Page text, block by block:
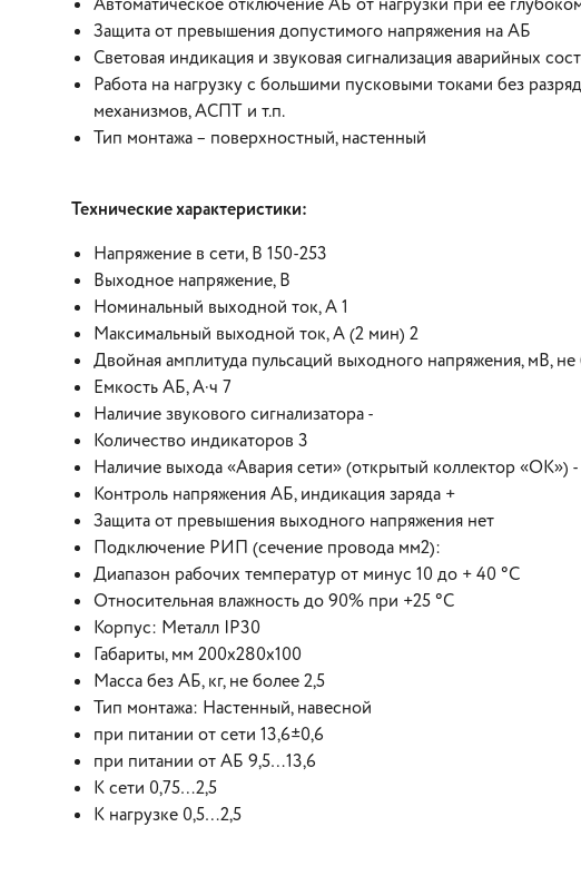
Защита от превышения допустимого напряжения на АБ
Световая индикация и звуковая сигнализация аварийных
Работа на нагрузку с большими пусковыми токами без
механизмов, АСПТ и т.п.
Тип монтажа – поверхностный, настенный
Технические характеристики:
Напряжение в сети, В 150-253
Выходное напряжение, В
Номинальный выходной ток, А 1
Максимальный выходной ток, А (2 мин) 2
Двойная амплитуда пульсаций выходного напряжения, мВ,
Емкость АБ, А·ч 7
Наличие звукового сигнализатора -
Количество индикаторов 3
Наличие выхода «Авария сети» (открытый коллектор «ОК») -
Контроль напряжения АБ, индикация заряда +
Защита от превышения выходного напряжения нет
Подключение РИП (сечение провода мм2):
Диапазон рабочих температур от минус 10 до + 40 °C
Относительная влажность до 90% при +25 °C
Корпус: Металл IP30
Габариты, мм 200х280х100
Масса без АБ, кг, не более 2,5
Тип монтажа: Настенный, навесной
при питании от сети 13,6±0,6
при питании от АБ 9,5…13,6
К сети 0,75…2,5
К нагрузке 0,5…2,5